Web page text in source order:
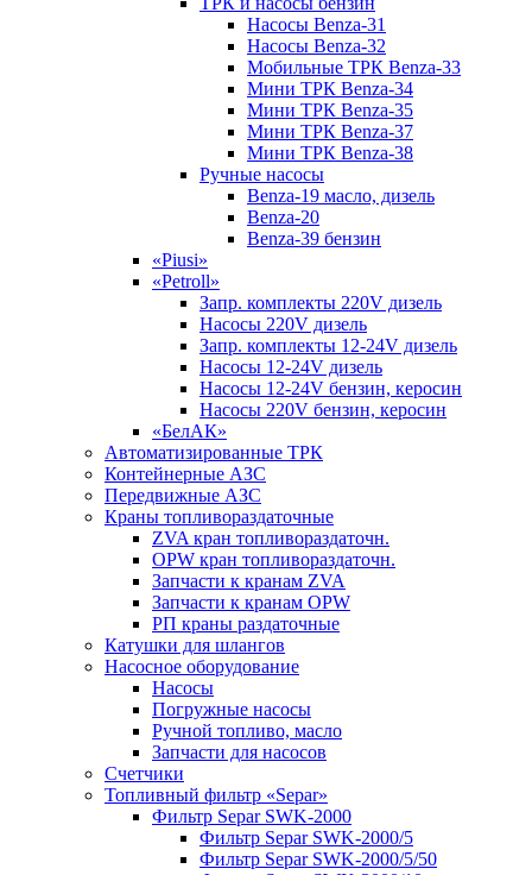
Насосы Benza-31
Насосы Benza-32
Мобильные ТРК Benza-33
Мини ТРК Benza-34
Мини ТРК Benza-35
Мини ТРК Benza-37
Мини ТРК Benza-38
Ручные насосы
Benza-19 масло, дизель
Benza-20
Benza-39 бензин
«Piusi»
«Petroll»
Запр. комплекты 220V дизель
Насосы 220V дизель
Запр. комплекты 12-24V дизель
Насосы 12-24V дизель
Насосы 12-24V бензин, керосин
Насосы 220V бензин, керосин
«БелАК»
Автоматизированные ТРК
Контейнерные АЗС
Передвижные АЗС
Краны топливораздаточные
ZVA кран топливораздаточн.
OPW кран топливораздаточн.
Запчасти к кранам ZVA
Запчасти к кранам OPW
РП краны раздаточные
Катушки для шлангов
Насосное оборудование
Насосы
Погружные насосы
Ручной топливо, масло
Запчасти для насосов
Счетчики
Топливный фильтр «Separ»
Фильтр Separ SWK-2000
Фильтр Separ SWK-2000/5
Фильтр Separ SWK-2000/5/50